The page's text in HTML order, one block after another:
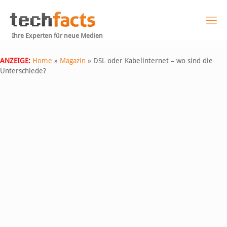
Ihre Experten für neue Medien
ANZEIGE: Home » Magazin » DSL oder Kabelinternet – wo sind die
Unterschiede?